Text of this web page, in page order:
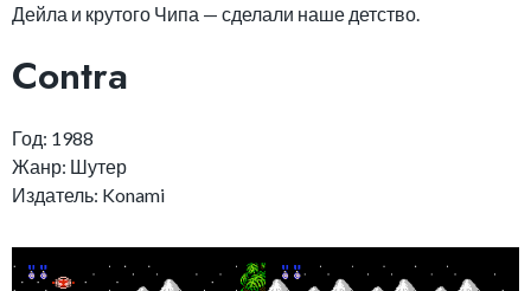
Дейла и крутого Чипа — сделали наше детство.
Contra
Год: 1988
Жанр: Шутер
Издатель: Konami